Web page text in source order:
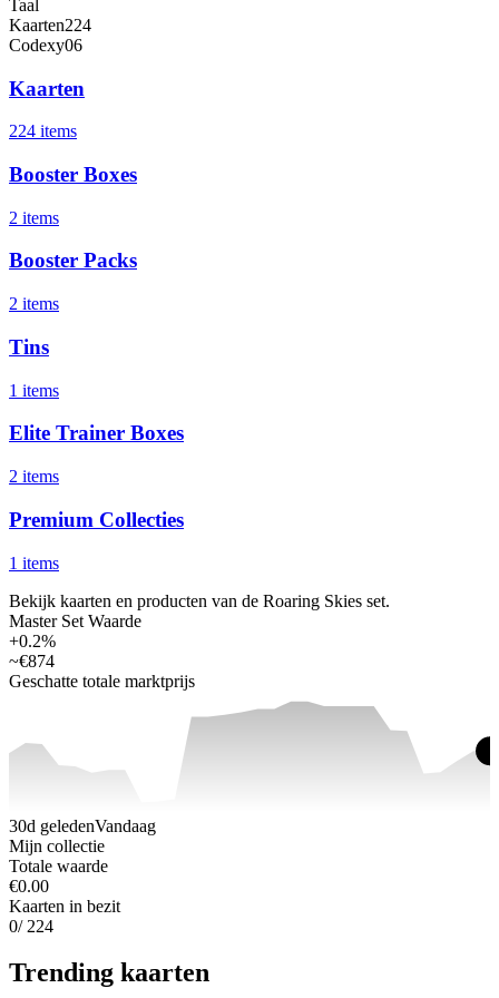
Taal
Kaarten224
Codexy06
Kaarten
224 items
Booster Boxes
2 items
Booster Packs
2 items
Tins
1 items
Elite Trainer Boxes
2 items
Premium Collecties
1 items
Bekijk kaarten en producten van de Roaring Skies set.
Master Set Waarde
+0.2%
~€874
Geschatte totale marktprijs
30d geledenVandaag
Mijn collectie
Totale waarde
€0.00
Kaarten in bezit
0/ 224
Trending kaarten